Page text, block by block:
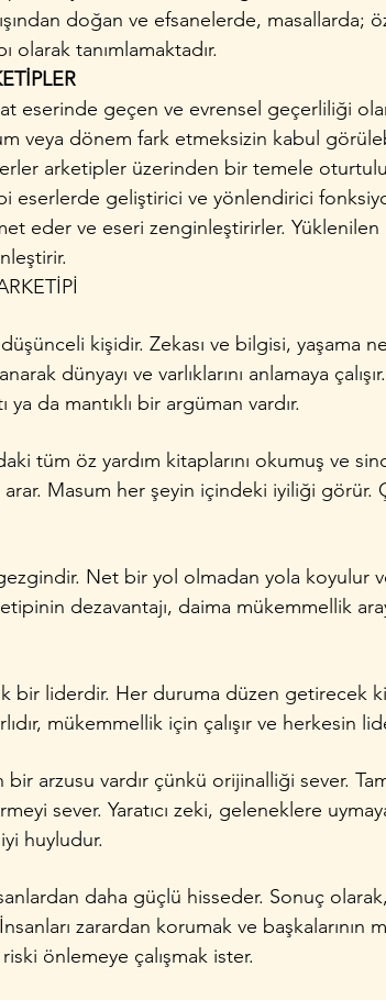
doğan ve efsanelerde, masallarda;
olarak tanımlamaktadır.
eserinde geçen ve evrensel geçerliliği
veya dönem fark etmeksizin kabul
arketipler üzerinden bir temele
eserlerde geliştirici ve yönlendirici
eder ve eseri zenginleştirirler.
kişidir. Zekası ve bilgisi, yaşama
dünyayı ve varlıklarını anlamaya
ya da mantıklı bir argüman vardır.
tüm öz yardım kitaplarını okumuş ve
Masum her şeyin içindeki iyiliği görür.
Net bir yol olmadan yola koyulur
dezavantajı, daima mükemmellik
bir liderdir. Her duruma düzen getirecek
mükemmellik için çalışır ve herkesin
bir arzusu vardır çünkü orijinalliği sever.
sever. Yaratıcı zeki, geleneklere
huyludur.
daha güçlü hisseder. Sonuç
zarardan korumak ve
önlemeye çalışmak ister.